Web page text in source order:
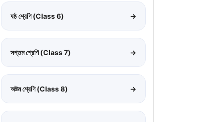
ষষ্ঠ শ্রেণি (Class 6) →
সপ্তম শ্রেণি (Class 7) →
অষ্টম শ্রেণি (Class 8) →